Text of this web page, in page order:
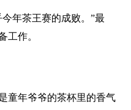
年茶王赛的成败。”最
工作。
童年爷爷的茶杯里的香气